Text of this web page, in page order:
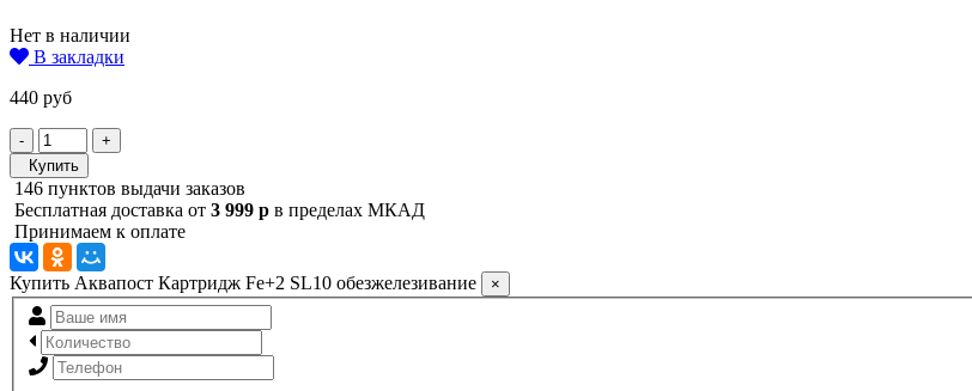
Нет в наличии
В закладки
440 руб
-
+
Купить
146 пунктов выдачи заказов
Бесплатная доставка от 3 999 р в пределах МКАД
Принимаем к оплате
Купить Аквапост Картридж Fe+2 SL10 обезжелезивание ×